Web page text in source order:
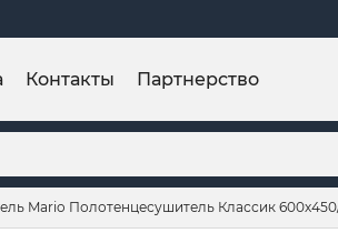
Контакты Партнерство
Mario Полотенцесушитель Классик